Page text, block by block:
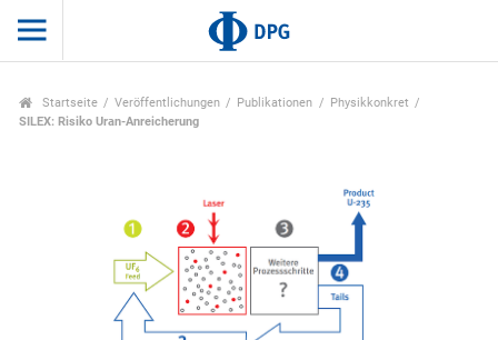
Startseite Veröffentlichungen Publikationen
Physikkonkret
SILEX: Risiko Uran-Anreicherung